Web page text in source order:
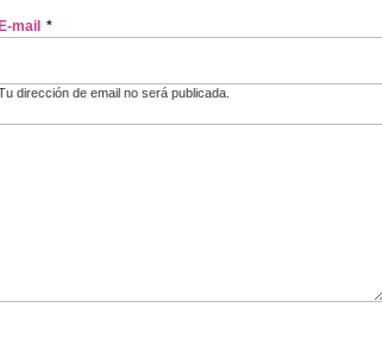
E-mail *
dirección de email no será publicada.